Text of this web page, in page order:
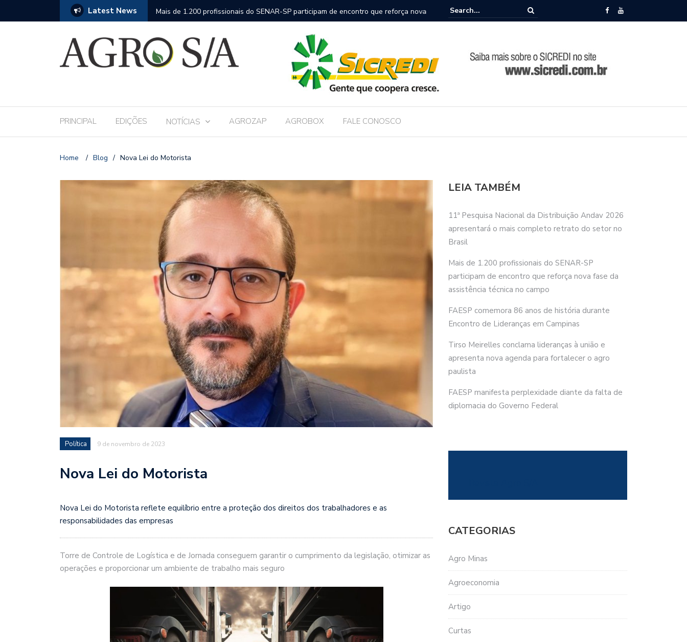
Latest News
2026 apresentará o mais completo
Mais de 1.200 profissionais do SENAR-SP participam de encontro que reforça nova
fase da assistência técnica no campo
FAESP comemora 86 anos de história durante Encontro de Lideranças em
PRINCIPAL EDIÇÕES NOTÍCIAS AGROZAP AGROBOX FALE CONOSCO
Home / Blog / Nova Lei do Motorista
Política 9 de novembro de 2023
Nova Lei do Motorista
Nova Lei do Motorista reflete equilíbrio entre a proteção dos direitos dos trabalhadores e as
responsabilidades das empresas
Torre de Controle de Logística e de Jornada conseguem garantir o cumprimento da legislação, otimizar as
operações e proporcionar um ambiente de trabalho mais seguro
LEIA TAMBÉM
11ª Pesquisa Nacional da Distribuição Andav 2026
apresentará o mais completo retrato do setor no
Brasil
Mais de 1.200 profissionais do SENAR-SP
participam de encontro que reforça nova fase da
assistência técnica no campo
FAESP comemora 86 anos de história durante
Encontro de Lideranças em Campinas
Tirso Meirelles conclama lideranças à união e
apresenta nova agenda para fortalecer o agro
paulista
FAESP manifesta perplexidade diante da falta de
diplomacia do Governo Federal
CATEGORIAS
Agro Minas
Agroeconomia
Artigo
Curtas